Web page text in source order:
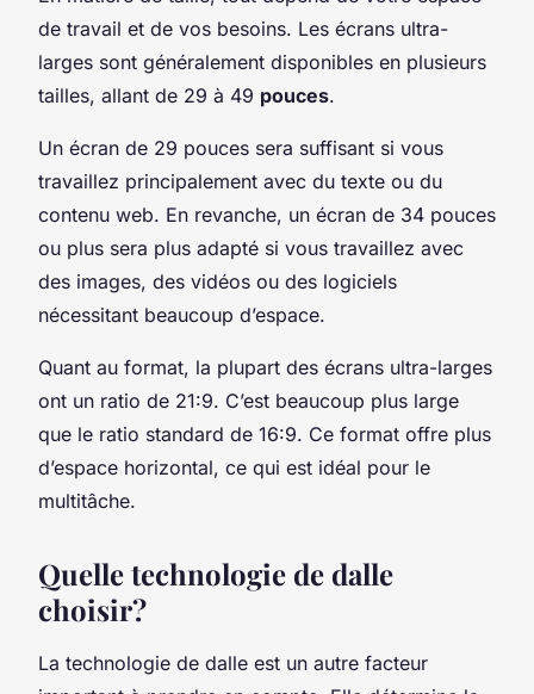
de travail et de vos besoins. Les écrans ultra-
larges sont généralement disponibles en plusieurs
tailles, allant de 29 à 49 pouces.
Un écran de 29 pouces sera suffisant si vous
travaillez principalement avec du texte ou du
contenu web. En revanche, un écran de 34 pouces
ou plus sera plus adapté si vous travaillez avec
des images, des vidéos ou des logiciels
nécessitant beaucoup d’espace.
Quant au format, la plupart des écrans ultra-larges
ont un ratio de 21:9. C’est beaucoup plus large
que le ratio standard de 16:9. Ce format offre plus
d’espace horizontal, ce qui est idéal pour le
multitâche.
Quelle technologie de dalle
choisir?
La technologie de dalle est un autre facteur